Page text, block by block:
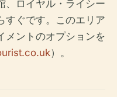
、ロイヤル・ライシー
すぐです。このエリア
メントのオプションを
）。